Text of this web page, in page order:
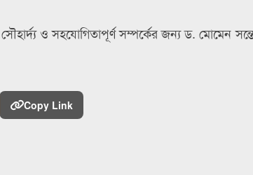
সৌহার্দ্য ও সহযোগিতাপূর্ণ সম্পর্কের জন্য ড. মোমেন
Copy Link